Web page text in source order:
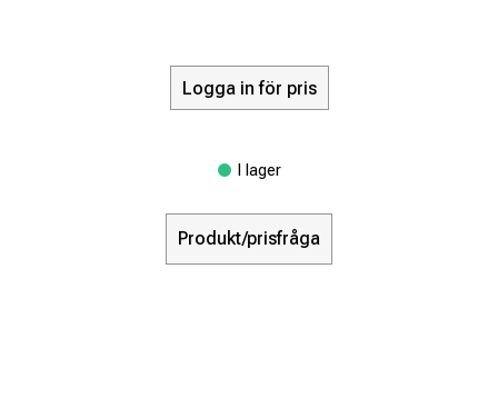
Logga in för pris
I lager
Produkt/prisfråga